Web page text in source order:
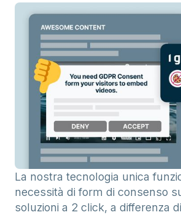
La nostra tecnologia unica
necessità di form di consenso
soluzioni a 2 click, a differenza